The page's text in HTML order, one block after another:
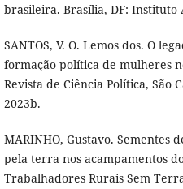
brasileira. Brasília, DF: Instituto
SANTOS, V. O. Lemos dos. O
formação política de mulheres
Revista de Ciência Política, São
2023b.
MARINHO, Gustavo. Sementes
pela terra nos acampamentos
Trabalhadores Rurais Sem